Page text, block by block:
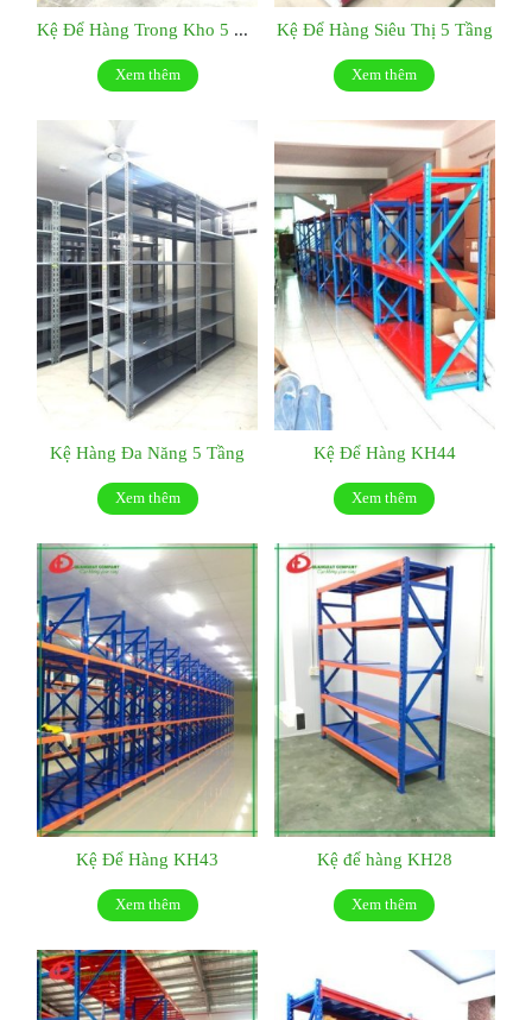
Xem thêm
Kệ Để Hàng Siêu Thị 5 Tầng
Xem thêm
Kệ Hàng Đa Năng 5 Tầng
Xem thêm
Kệ Để Hàng KH44
Xem thêm
Kệ Để Hàng KH43
Xem thêm
Kệ để hàng KH28
Xem thêm